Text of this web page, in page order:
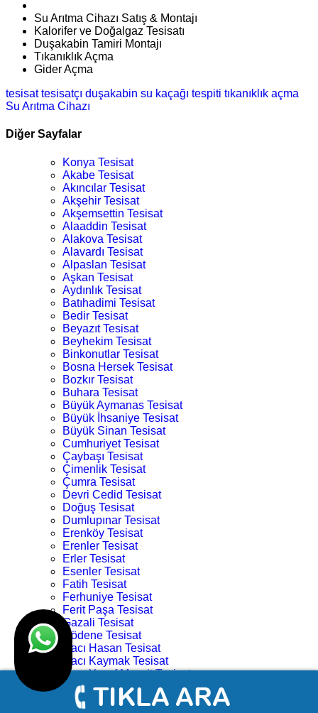
Su Arıtma Cihazı Satış & Montajı
Kalorifer ve Doğalgaz Tesisatı
Duşakabin Tamiri Montajı
Tıkanıklık Açma
Gider Açma
tesisattesisatçı duşakabin su kaçağı tespiti tıkanıklık açma
Su Arıtma Cihazı
Diğer Sayfalar
Konya Tesisat
Akabe Tesisat
Akıncılar Tesisat
Akşehir Tesisat
Akşemsettin Tesisat
Alaaddin Tesisat
Alakova Tesisat
Alavardı Tesisat
Alpaslan Tesisat
Aşkan Tesisat
Aydınlık Tesisat
Batıhadimi Tesisat
Bedir Tesisat
Beyazıt Tesisat
Beyhekim Tesisat
Binkonutlar Tesisat
Bosna Hersek Tesisat
Bozkır Tesisat
Buhara Tesisat
Büyük Aymanas Tesisat
Büyük İhsaniye Tesisat
Büyük Sinan Tesisat
Cumhuriyet Tesisat
Çaybaşı Tesisat
Çimenlik Tesisat
Çumra Tesisat
Devri Cedid Tesisat
Doğuş Tesisat
Dumlupınar Tesisat
Erenköy Tesisat
Erenler Tesisat
Erler Tesisat
Esenler Tesisat
Fatih Tesisat
Ferhuniye Tesisat
Ferit Paşa Tesisat
Gazali Tesisat
Gödene Tesisat
Hacı Hasan Tesisat
Hacı Kaymak Tesisat
Hacı Yusuf Mescit Tesisat
Hacıveyiszade Tesisat
Hamza Oğlu Tesisat